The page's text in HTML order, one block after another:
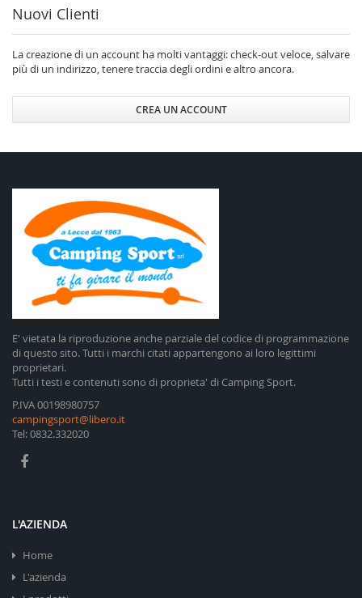
Nuovi Clienti
La creazione di un account ha molti vantaggi: check-out veloce, salvare
più di un indirizzo, tenere traccia degli ordini e altro ancora.
CREA UN ACCOUNT
E' vietata la riproduzione anche parziale del codice di programmazione
di questo sito. Tutti i marchi citati appartengono ai loro legittimi
proprietari.
Tutti i testi e contenuti sono di proprieta' di Camping Sport.
P.IVA 00198980757
campingsport@libero.it
Tel: 0832.332020
L'AZIENDA
Home
L'azienda